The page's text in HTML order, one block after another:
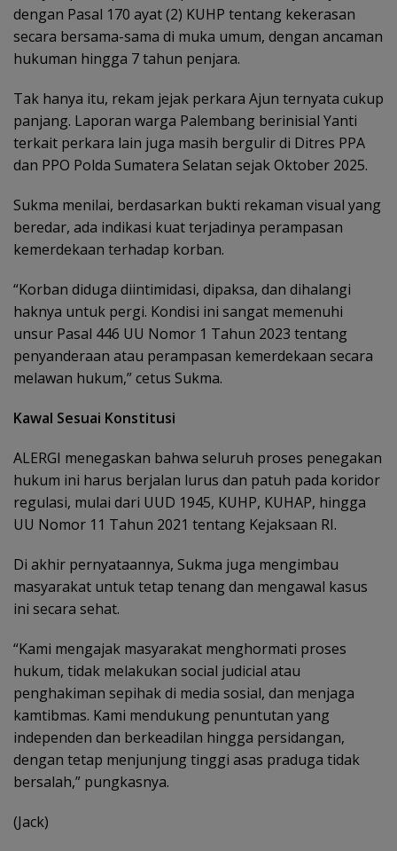
dengan Pasal 170 ayat (2) KUHP tentang kekerasan
secara bersama-sama di muka umum, dengan ancaman
hukuman hingga 7 tahun penjara.
Tak hanya itu, rekam jejak perkara Ajun ternyata cukup
panjang. Laporan warga Palembang berinisial Yanti
terkait perkara lain juga masih bergulir di Ditres PPA
dan PPO Polda Sumatera Selatan sejak Oktober 2025.
Sukma menilai, berdasarkan bukti rekaman visual yang
beredar, ada indikasi kuat terjadinya perampasan
kemerdekaan terhadap korban.
“Korban diduga diintimidasi, dipaksa, dan dihalangi
haknya untuk pergi. Kondisi ini sangat memenuhi
unsur Pasal 446 UU Nomor 1 Tahun 2023 tentang
penyanderaan atau perampasan kemerdekaan secara
melawan hukum,” cetus Sukma.
Kawal Sesuai Konstitusi
ALERGI menegaskan bahwa seluruh proses penegakan
hukum ini harus berjalan lurus dan patuh pada koridor
regulasi, mulai dari UUD 1945, KUHP, KUHAP, hingga
UU Nomor 11 Tahun 2021 tentang Kejaksaan RI.
Di akhir pernyataannya, Sukma juga mengimbau
masyarakat untuk tetap tenang dan mengawal kasus
ini secara sehat.
“Kami mengajak masyarakat menghormati proses
hukum, tidak melakukan social judicial atau
penghakiman sepihak di media sosial, dan menjaga
kamtibmas. Kami mendukung penuntutan yang
independen dan berkeadilan hingga persidangan,
dengan tetap menjunjung tinggi asas praduga tidak
bersalah,” pungkasnya.
(Jack)